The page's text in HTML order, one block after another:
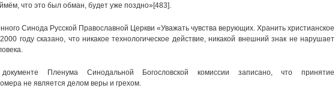
что это был обман, будет уже поздно»[483].
Синода Русской Православной Церкви «Уважать чувства верующих. Хранить христианское
году сказано, что никакое технологическое действие, никакой внешний знак не нарушает
Пленума Синодальной Богословской комиссии записано, что принятие
не является делом веры и грехом.